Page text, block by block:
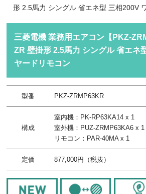
形 2.5馬力 シングル 省エネ型 三相200V
三菱電機 業務用エアコン【PKZ-
ZR 壁掛形 2.5馬力 シングル 省エネ
ヤードリモコン
型番 PKZ-ZRMP63KR
構成
室内機：PK-RP63KA14 x 1
室外機：PUZ-ZRMP63KA6 x 1
リモコン：PAR-40MA x 1
定価 877,000円（税抜）